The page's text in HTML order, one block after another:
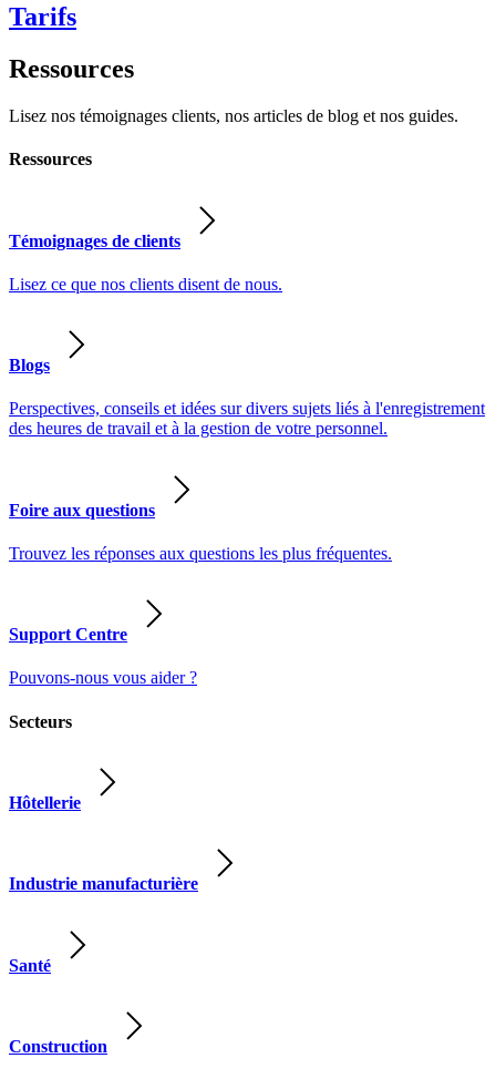
Tarifs
Ressources
Lisez nos témoignages clients, nos articles de blog et nos guides.
Ressources
Témoignages de clients
Lisez ce que nos clients disent de nous.
Blogs
Perspectives, conseils et idées sur divers sujets liés à l'enregistrement
des heures de travail et à la gestion de votre personnel.
Foire aux questions
Trouvez les réponses aux questions les plus fréquentes.
Support Centre
Pouvons-nous vous aider ?
Secteurs
Hôtellerie
Industrie manufacturière
Santé
Construction